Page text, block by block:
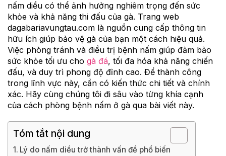
nấm diều có thể ảnh hưởng nghiêm trọng đến sức
khỏe và khả năng thi đấu của gà. Trang web
dagabariavungtau.com là nguồn cung cấp thông tin
hữu ích giúp bảo vệ gà của bạn một cách hiệu quả.
Việc phòng tránh và điều trị bệnh nấm giúp đảm bảo
sức khỏe tối ưu cho gà đá, tối đa hóa khả năng chiến
đấu, và duy trì phong độ đỉnh cao. Để thành công
trong lĩnh vực này, cần có kiến thức chi tiết và chính
xác. Hãy cùng chúng tôi đi sâu vào từng khía cạnh
của cách phòng bệnh nấm ở gà qua bài viết này.
Tóm tắt nội dung
Lý do nấm diều trở thành vấn đề phổ biến